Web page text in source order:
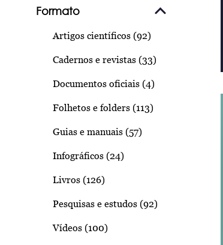
Formato
Artigos científicos (92)
Cadernos e revistas (33)
Documentos oficiais (4)
Folhetos e folders (113)
Guias e manuais (57)
Infográficos (24)
Livros (126)
Pesquisas e estudos (92)
Vídeos (100)